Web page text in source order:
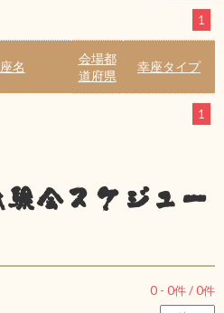
1
名
会場都
道府県
幸座タイプ
1
会スケジュー
0 - 0件 /0件